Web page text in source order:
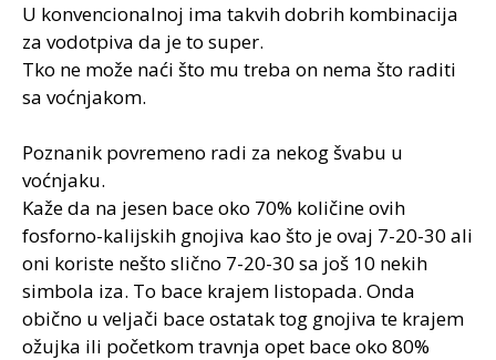
U konvencionalnoj ima takvih dobrih kombinacija
za vodotpiva da je to super.
Tko ne može naći što mu treba on nema što raditi
sa voćnjakom.
Poznanik povremeno radi za nekog švabu u
voćnjaku.
Kaže da na jesen bace oko 70% količine ovih
fosforno-kalijskih gnojiva kao što je ovaj 7-20-30 ali
oni koriste nešto slično 7-20-30 sa još 10 nekih
simbola iza. To bace krajem listopada. Onda
obično u veljači bace ostatak tog gnojiva te krajem
ožujka ili početkom travnja opet bace oko 80%